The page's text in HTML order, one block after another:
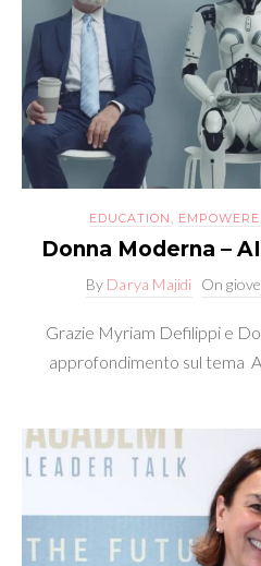
EDUCATION ,
Donna Moderna –
By Darya Majidi On
Grazie Myriam Defilippi e
approfondimento sul tema